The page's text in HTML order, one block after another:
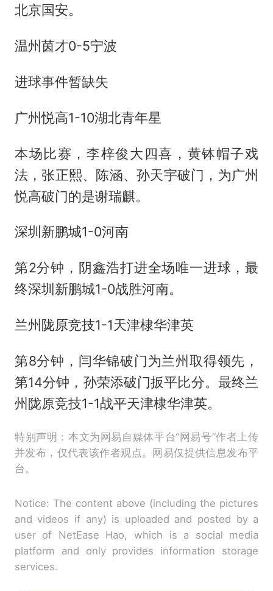
北京国安。
温州茵才0-5宁波
进球事件暂缺失
广州悦高1-10湖北青年星
本场比赛，李梓俊大四喜，黄钵帽子戏
法，张正熙、陈涵、孙天宇破门，为广州
悦高破门的是谢瑞麒。
深圳新鹏城1-0河南
第2分钟，阴鑫浩打进全场唯一进球，最
终深圳新鹏城1-0战胜河南。
兰州陇原竞技1-1天津棣华津英
第8分钟，闫华锦破门为兰州取得领先，
第14分钟，孙荣添破门扳平比分。最终兰
州陇原竞技1-1战平天津棣华津英。
特别声明：本文为网易自媒体平台“网易号”作者上传
并发布，仅代表该作者观点。网易仅提供信息发布平
台。
Notice: The content above (including the pictures
and videos if any) is uploaded and posted by a
user of NetEase Hao, which is a social media
platform and only provides information storage
services.